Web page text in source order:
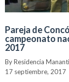
Pareja de
campeonato
2017
By Residencia
17 septiembre, 2017